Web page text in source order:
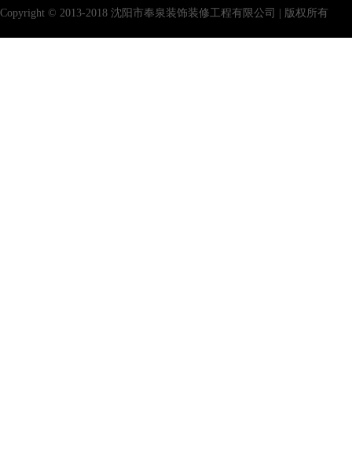
Copyright © 2013-2018 沈阳市奉泉装饰装修工程有限公司 | 版权所有